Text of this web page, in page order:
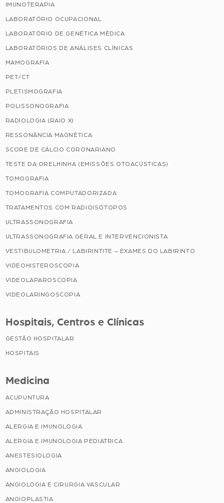
IMUNOTERAPIA
LABORATÓRIO OCUPACIONAL
LABORATÓRIO DE GENÉTICA MÉDICA
LABORATÓRIOS DE ANÁLISES CLÍNICAS
MAMOGRAFIA
PET/CT
PLETISMOGRAFIA
POLISSONOGRAFIA
RADIOLOGIA (RAIO X)
RESSONÂNCIA MAGNÉTICA
SCORE DE CÁLCIO CORONARIANO
TESTE DA ORELHINHA (EMISSÕES OTOACÚSTICAS)
TOMOGRAFIA
TOMOGRAFIA COMPUTADORIZADA
TRATAMENTOS COM RADIOISÓTOPOS
ULTRASSONOGRAFIA
ULTRASSONOGRAFIA GERAL E INTERVENCIONISTA
VESTIBULOMETRIA / LABIRINTITE – EXAMES DO LABIRINTO
VIDEOHISTEROSCOPIA
VIDEOLAPAROSCOPIA
VIDEOLARINGOSCOPIA
Hospitais, Centros e Clínicas
GESTÃO HOSPITALAR
HOSPITAIS
Medicina
ACUPUNTURA
ADMINISTRAÇÃO HOSPITALAR
ALERGIA E IMUNOLOGIA
ALERGIA E IMUNOLOGIA PEDIATRICA
ANESTESIOLOGIA
ANGIOLOGIA
ANGIOLOGIA E CIRURGIA VASCULAR
ANGIOPLASTIA